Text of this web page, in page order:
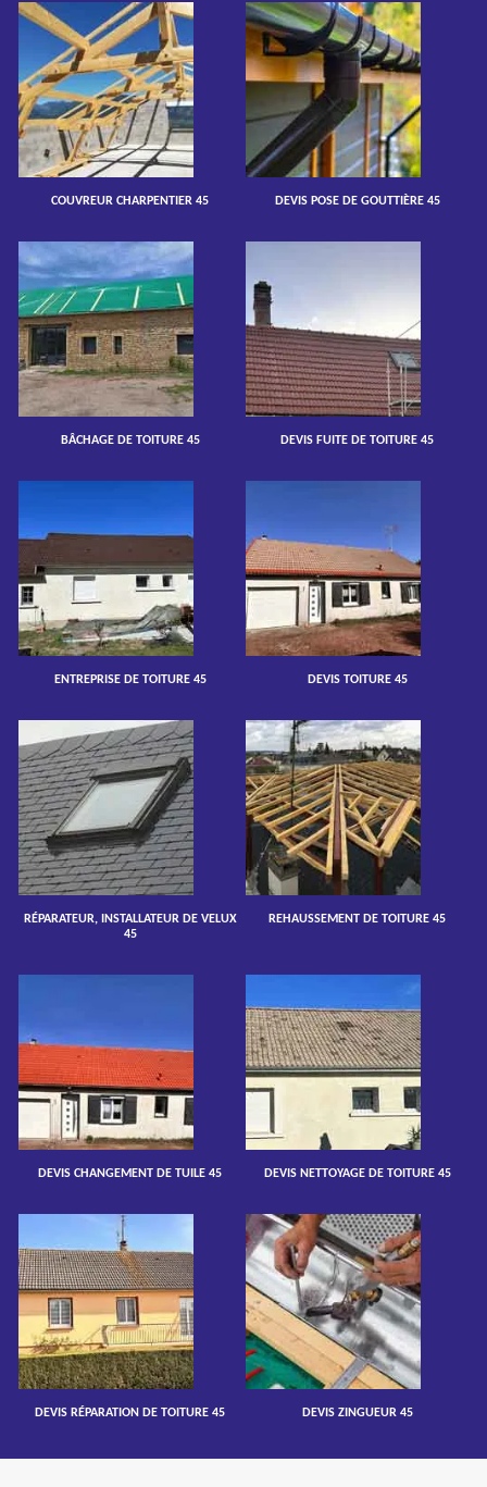
COUVREUR CHARPENTIER 45 DEVIS POSE DE GOUTTIÈRE 45
BÂCHAGE DE TOITURE 45 DEVIS FUITE DE TOITURE 45
ENTREPRISE DE TOITURE 45 DEVIS TOITURE 45
RÉPARATEUR, INSTALLATEUR DE VELUX
45
REHAUSSEMENT DE TOITURE 45
DEVIS CHANGEMENT DE TUILE 45 DEVIS NETTOYAGE DE TOITURE 45
DEVIS RÉPARATION DE TOITURE 45 DEVIS ZINGUEUR 45